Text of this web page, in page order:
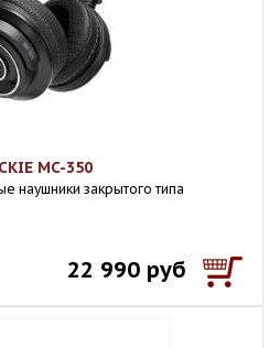
MC-350
наушники закрытого типа
22 990 руб